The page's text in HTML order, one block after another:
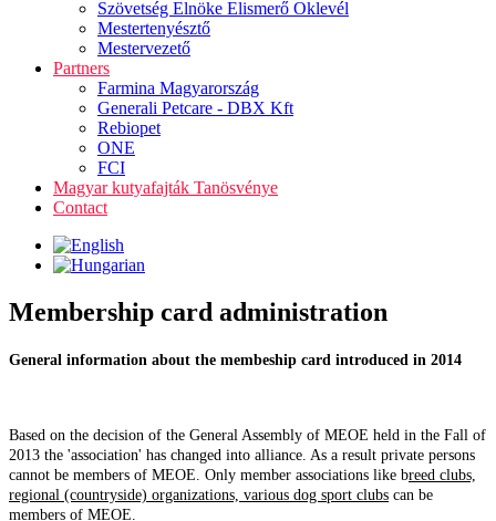
Szövetség Elnöke Elismerő Oklevél
Mestertenyésztő
Mestervezető
Partners
Farmina Magyarország
Generali Petcare - DBX Kft
Rebiopet
ONE
FCI
Magyar kutyafajták Tanösvénye
Contact
Membership card administration
General information about the membeship card introduced in 2014
Based on the decision of the General Assembly of MEOE held in the Fall of
2013 the 'association' has changed into alliance. As a result private persons
cannot be members of MEOE. Only member associations like breed clubs,
regional (countryside) organizations, various dog sport clubs can be
members of MEOE.